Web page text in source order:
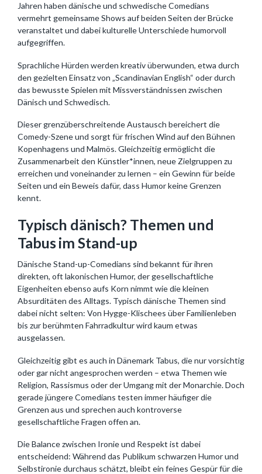
Jahren haben dänische und schwedische Comedians
vermehrt gemeinsame Shows auf beiden Seiten der Brücke
veranstaltet und dabei kulturelle Unterschiede humorvoll
aufgegriffen.
Sprachliche Hürden werden kreativ überwunden, etwa durch
den gezielten Einsatz von „Scandinavian English“ oder durch
das bewusste Spielen mit Missverständnissen zwischen
Dänisch und Schwedisch.
Dieser grenzüberschreitende Austausch bereichert die
Comedy-Szene und sorgt für frischen Wind auf den Bühnen
Kopenhagens und Malmös. Gleichzeitig ermöglicht die
Zusammenarbeit den Künstler*innen, neue Zielgruppen zu
erreichen und voneinander zu lernen – ein Gewinn für beide
Seiten und ein Beweis dafür, dass Humor keine Grenzen
kennt.
Typisch dänisch? Themen und
Tabus im Stand-up
Dänische Stand-up-Comedians sind bekannt für ihren
direkten, oft lakonischen Humor, der gesellschaftliche
Eigenheiten ebenso aufs Korn nimmt wie die kleinen
Absurditäten des Alltags. Typisch dänische Themen sind
dabei nicht selten: Von Hygge-Klischees über Familienleben
bis zur berühmten Fahrradkultur wird kaum etwas
ausgelassen.
Gleichzeitig gibt es auch in Dänemark Tabus, die nur vorsichtig
oder gar nicht angesprochen werden – etwa Themen wie
Religion, Rassismus oder der Umgang mit der Monarchie. Doch
gerade jüngere Comedians testen immer häufiger die
Grenzen aus und sprechen auch kontroverse
gesellschaftliche Fragen offen an.
Die Balance zwischen Ironie und Respekt ist dabei
entscheidend: Während das Publikum schwarzen Humor und
Selbstironie durchaus schätzt, bleibt ein feines Gespür für die